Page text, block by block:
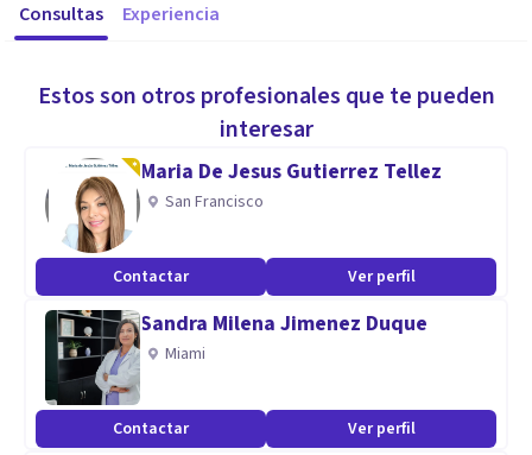
Consultas Experiencia
Estos son otros profesionales que te pueden
interesar
Maria De Jesus Gutierrez Tellez
San Francisco
Contactar Ver perfil
Sandra Milena Jimenez Duque
Miami
Contactar Ver perfil